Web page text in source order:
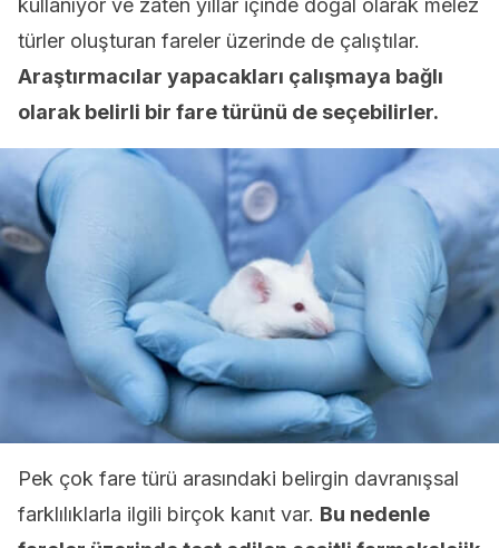
kullanıyor ve zaten yıllar içinde doğal olarak melez
türler oluşturan fareler üzerinde de çalıştılar.
Araştırmacılar yapacakları çalışmaya bağlı
olarak belirli bir fare türünü de seçebilirler.
Pek çok fare türü arasındaki belirgin davranışsal
farklılıklarla ilgili birçok kanıt var. Bu nedenle